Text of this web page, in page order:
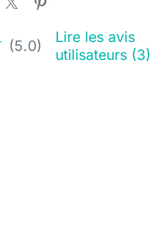
(5.0)
Lire les avis
utilisateurs (3)